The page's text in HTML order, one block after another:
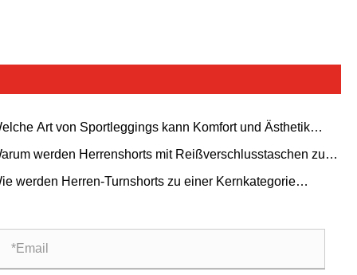
Art von Sportleggings kann Komfort und Ästhetik
werden Herrenshorts mit Reißverschlusstaschen zu
Must-Have für moderne Männer?
werden Herren-Turnshorts zu einer Kernkategorie